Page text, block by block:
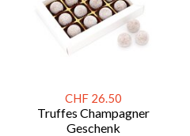
CHF 26.50
Truffes Champagner
Geschenk